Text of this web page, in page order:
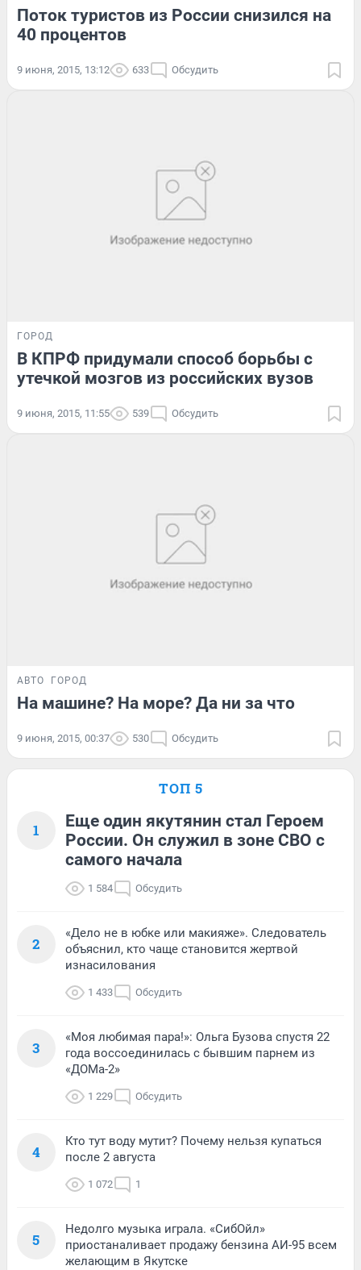
Поток туристов из России снизился на
40 процентов
9 июня, 2015, 13:12 633 Обсудить
ГОРОД
В КПРФ придумали способ борьбы с
утечкой мозгов из российских вузов
9 июня, 2015, 11:55 539 Обсудить
АВТО ГОРОД
На машине? На море? Да ни за что
9 июня, 2015, 00:37 530 Обсудить
ТОП 5
1
Еще один якутянин стал Героем
России. Он служил в зоне СВО с
самого начала
1 584 Обсудить
2
«Дело не в юбке или макияже». Следователь
объяснил, кто чаще становится жертвой
изнасилования
1 433 Обсудить
3
«Моя любимая пара!»: Ольга Бузова спустя 22
года воссоединилась с бывшим парнем из
«ДОМа-2»
1 229 Обсудить
4
Кто тут воду мутит? Почему нельзя купаться
после 2 августа
1 072 1
5
Недолго музыка играла. «СибОйл»
приостаналивает продажу бензина АИ-95 всем
желающим в Якутске